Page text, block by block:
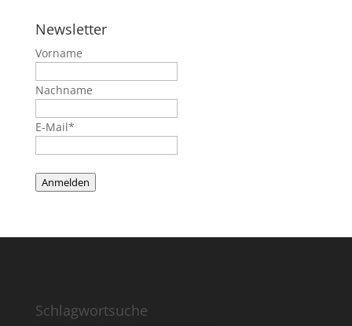
Newsletter
Vorname
Nachname
E-Mail*
Anmelden
Schlagwortsuche